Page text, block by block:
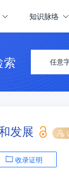
知识脉络
任意
发展
收录证明